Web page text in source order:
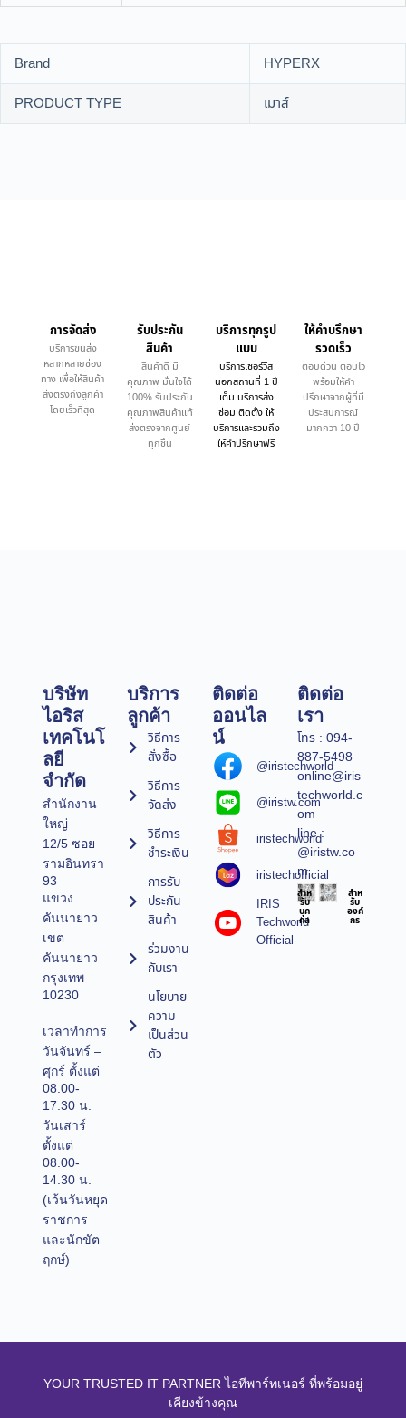
Brand
HYPERX
PRODUCT TYPE
เมาส์
การจัดส่ง
บริการขนส่ง
หลากหลายช่อง
ทาง เพื่อให้สินค้า
ส่งตรงถึงลูกค้า
โดยเร็วที่สุด
รับประกัน
สินค้า
สินค้าดี มี
คุณภาพ มั่นใจได้
100% รับประกัน
คุณภาพสินค้าแท้
ส่งตรงจากศูนย์
ทุกชิ้น
บริการทุกรูป
แบบ
บริการเซอร์วิส
นอกสถานที่ 1 ปี
เต็ม บริการส่ง
ซ่อม ติดตั้ง ให้
บริการและรวมถึง
ให้คำปรึกษาฟรี
ให้คำบรึกษา
รวดเร็ว
ตอบด่วน ตอบไว
พร้อมให้คำ
ปรึกษาจากผู้ที่มี
ประสบการณ์
มากกว่า 10 ปี
บริษัท
ไอริส
เทคโนโ
ลยี
จำกัด
สำนักงาน
ใหญ่
12/5 ซอย
รามอินทรา
93
แขวง
คันนายาว
เขต
คันนายาว
กรุงเทพ
10230
เวลาทำการ
วันจันทร์ –
ศุกร์ ตั้งแต่
08.00-
17.30 น.
วันเสาร์
ตั้งแต่
08.00-
14.30 น.
(เว้นวันหยุด
ราชการ
และนักขัต
ฤกษ์)
บริการ
ลูกค้า
วิธีการ
สั่งซื้อ
วิธีการ
จัดส่ง
วิธีการ
ชำระเงิน
การรับ
ประกัน
สินค้า
ร่วมงาน
กับเรา
นโยบาย
ความ
เป็นส่วน
ตัว
ติดต่อ
ออนไล
น์
@iristechworld
@iristw.com
iristechworld
iristechofficial
IRIS
Techworld
Official
ติดต่อ
เรา
โทร : 094-
887-5498
online@iris
techworld.c
om
line :
@iristw.co
m
สำห
รับ
บุค
คล
สำห
รับ
องค์
กร
YOUR TRUSTED IT PARTNER ไอทีพาร์ทเนอร์ ที่พร้อมอยู่
เคียงข้างคุณ